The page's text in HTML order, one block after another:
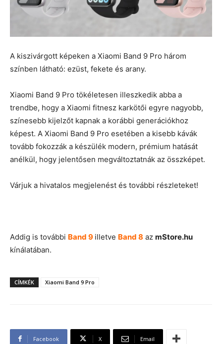
A kiszivárgott képeken a Xiaomi Band 9 Pro három
színben látható: ezüst, fekete és arany.
Xiaomi Band 9 Pro tökéletesen illeszkedik abba a
trendbe, hogy a Xiaomi fitnesz karkötői egyre nagyobb,
színesebb kijelzőt kapnak a korábbi generációkhoz
képest. A Xiaomi Band 9 Pro esetében a kisebb kávák
tovább fokozzák a készülék modern, prémium hatását
anélkül, hogy jelentősen megváltoztatnák az összképet.
Várjuk a hivatalos megjelenést és további részleteket!
Addig is további Band 9 illetve Band 8 az mStore.hu
kínálatában.
CÍMKÉK Xiaomi Band 9 Pro
Facebook X Email